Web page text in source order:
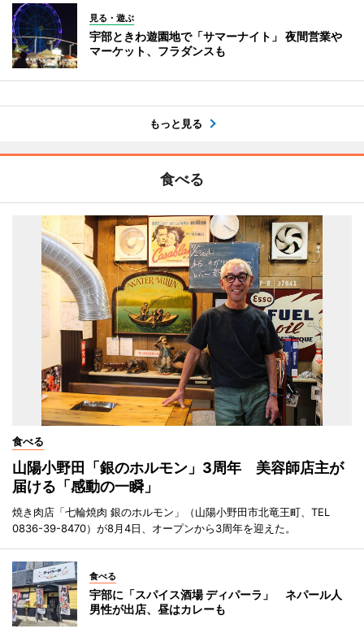
見る・遊ぶ
宇部ときわ遊園地で「サマーナイト」 夜間営業や
マーケット、フラダンスも
もっと見る
食べる
食べる
山陽小野田「銀のホルモン」3周年 美容師店主が
届ける「感動の一瞬」
焼き肉店「七輪焼肉 銀のホルモン」（山陽小野田市北竜王町、TEL
0836-39-8470）が8月4日、オープンから3周年を迎えた。
食べる
宇部に「スパイス酒場 ディパーラ」 ネパール人
男性が出店、昼はカレーも